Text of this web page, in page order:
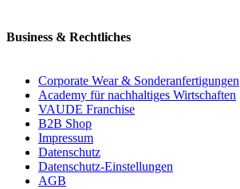
Business & Rechtliches
Corporate Wear & Sonderanfertigungen
Academy für nachhaltiges Wirtschaften
VAUDE Franchise
B2B Shop
Impressum
Datenschutz
Datenschutz-Einstellungen
AGB